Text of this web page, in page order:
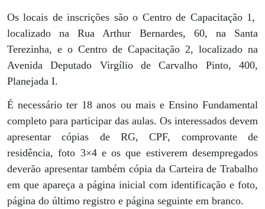
Os locais de inscrições são o Centro de Capacitação 1,
localizado na Rua Arthur Bernardes, 60, na Santa
Terezinha, e o Centro de Capacitação 2, localizado na
Avenida Deputado Virgílio de Carvalho Pinto, 400,
Planejada I.
É necessário ter 18 anos ou mais e Ensino Fundamental
completo para participar das aulas. Os interessados devem
apresentar cópias de RG, CPF, comprovante de
residência, foto 3×4 e os que estiverem desempregados
deverão apresentar também cópia da Carteira de Trabalho
em que apareça a página inicial com identificação e foto,
página do último registro e página seguinte em branco.